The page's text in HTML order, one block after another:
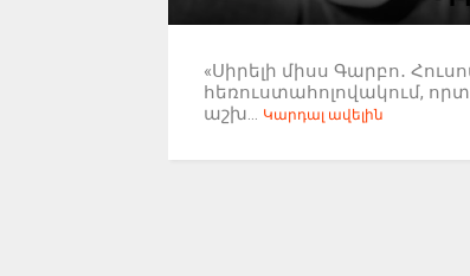
«Սիրելի միսս Գարբո․
հեռուստահոլովակում,
աշխ... Կարդալ ավելին